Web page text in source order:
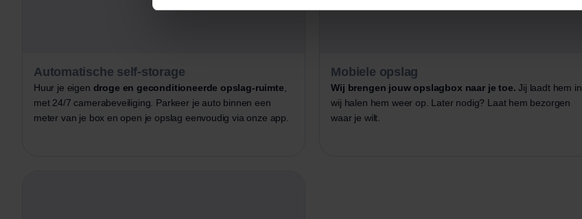
Automatische self-storage
Huur je eigen droge en geconditioneerde opslag-ruimte
met 24/7 camerabeveiliging. Parkeer je auto binnen een
meter van je box en open je opslag eenvoudig via onze app.
Mobiele opslag
Wij brengen jouw opslagbox naar je toe. Jij laadt hem in,
wij halen hem weer op. Later nodig? Laat hem bezorgen
waar je wilt.